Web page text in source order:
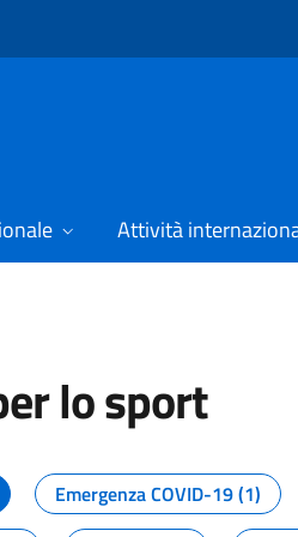
Attività
lo sport
dal
Emergenza COVID-19 (1)